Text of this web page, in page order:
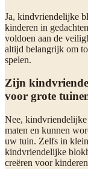
Ja, kindvriendelijke
kinderen in
voldoen aan de
altijd belangrijk om
spelen.
Zijn
voor grote
Nee,
maten en kunnen
uw tuin. Zelfs in
kindvriendelijke
creëren voor